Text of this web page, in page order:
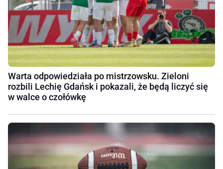
Warta odpowiedziała po mistrzowsku. Zieloni
rozbili Lechię Gdańsk i pokazali, że będą liczyć się
w walce o czołówkę